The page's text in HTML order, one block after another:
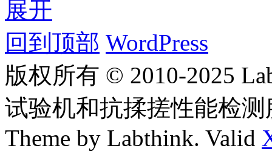
展开
回到顶部 WordPress
版权所有 © 2010-2025
试验机和抗揉搓性能检
Theme by Labthink. Valid